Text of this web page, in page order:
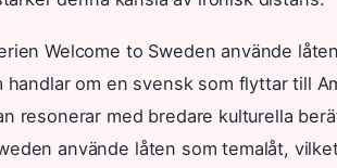
Welcome to Sweden använde
handlar om en svensk som flyttar till
resonerar med bredare kulturella
använde låten som temalåt,